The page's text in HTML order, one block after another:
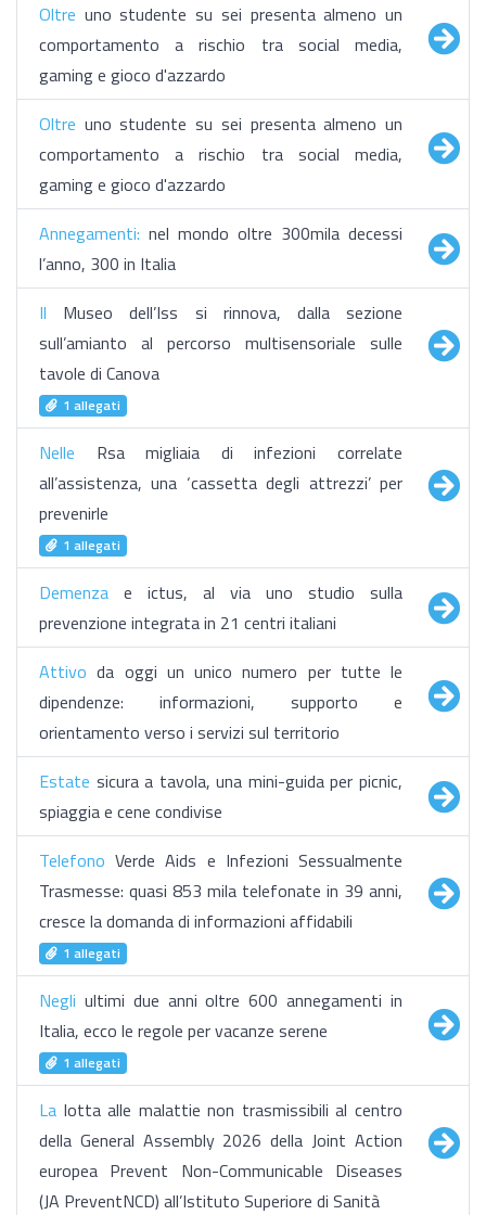
​Oltre uno studente su sei presenta almeno un
comportamento a rischio tra social media,
gaming e gioco d'azzardo
​Oltre uno studente su sei presenta almeno un
comportamento a rischio tra social media,
gaming e gioco d'azzardo
Annegamenti: nel mondo oltre 300mila decessi
l’anno, 300 in Italia
Il Museo dell’Iss si rinnova, dalla sezione
sull’amianto al percorso multisensoriale sulle
tavole di Canova
1 allegati
Nelle Rsa migliaia di infezioni correlate
all’assistenza, una ‘cassetta degli attrezzi’ per
prevenirle
1 allegati
Demenza e ictus, al via uno studio sulla
prevenzione integrata in 21 centri italiani
Attivo da oggi un unico numero per tutte le
dipendenze: informazioni, supporto e
orientamento verso i servizi sul territorio
Estate sicura a tavola, una mini-guida per picnic,
spiaggia e cene condivise
Telefono Verde Aids e Infezioni Sessualmente
Trasmesse: quasi 853 mila telefonate in 39 anni,
cresce la domanda di informazioni affidabili
1 allegati
Negli ultimi due anni oltre 600 annegamenti in
Italia, ecco le regole per vacanze serene
1 allegati
La lotta alle malattie non trasmissibili al centro
della General Assembly 2026 della Joint Action
europea Prevent Non-Communicable Diseases
(JA PreventNCD) all’Istituto Superiore di Sanità